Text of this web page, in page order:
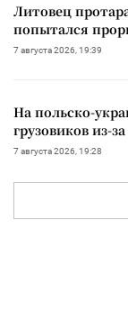
Литовец
попытался
7 августа 2026, 19:39
На польско-
грузовиков из-
7 августа 2026, 19:28